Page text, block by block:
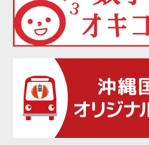
2021年07月
2021年06月
2021年05月
2021年04月
2021年02月
2021年01月
2020年12月
2020年11月